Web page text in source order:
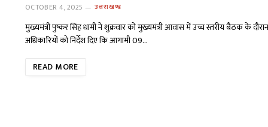
OCTOBER 4, 2025 उत्तराखण्ड
मुख्यमंत्री पुष्कर सिंह धामी ने शुक्रवार को मुख्यमंत्री आवास में उच्च स्तरीय बैठक के दौरान
अधिकारियों को निर्देश दिए कि आगामी 09…
READ MORE